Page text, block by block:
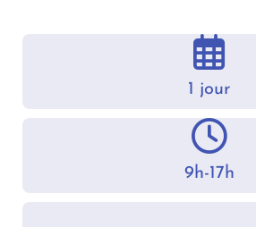
1 jour
9h-17h